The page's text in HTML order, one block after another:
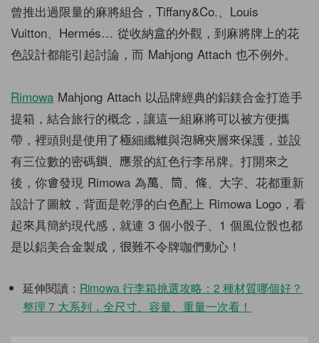
曾推出過限量的麻將組合，Tiffany&Co.、Louis
Vuitton、Hermés… 從收納盒的外觀，到麻將牌上的花
色設計都能引起討論，而 Mahjong Attach 也不例外。
Rimowa Mahjong Attach 以品牌經典的鋁鎂合金打造手
提箱，結合旅行的概念，讓這一組麻將可以被方便攜
帶，裡頭則是使用了極細纖維與泡綿夾層來保護，並設
有三位數的密碼鎖、應景的紅色行李吊牌。打開來之
後，你會發現 Rimowa 為萬、筒、條、大字、花都重新
設計了圖紋，背面是乾淨的白色配上 Rimowa Logo，看
起來具簡約現代感，就連 3 個小骰子、1 個風位骰也都
是以鋁美合金製成，很難不令牌咖們動心！
延伸閱讀： Rimowa 行李箱挑選攻略：2 種材質哪個好？
整理 7 大系列，全尺寸、容量、重量一次看！